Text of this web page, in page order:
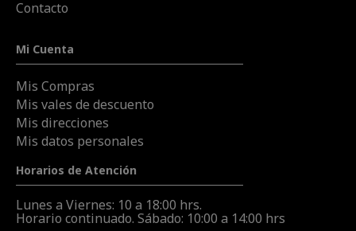
Contacto
Mi Cuenta
Mis Compras
Mis vales de descuento
Mis direcciones
Mis datos personales
Horarios de Atención
Lunes a Viernes: 10 a 18:00 hrs.
Horario continuado. Sábado: 10:00 a 14:00 hrs